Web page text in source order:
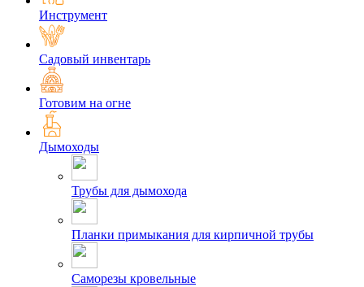
Инструмент
Садовый инвентарь
Готовим на огне
Дымоходы
Трубы для дымохода
Планки примыкания для кирпичной трубы
Саморезы кровельные